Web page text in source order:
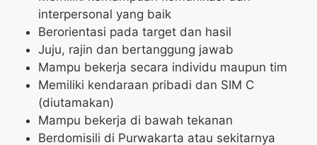
interpersonal yang baik
Berorientasi pada target dan hasil
Juju, rajin dan bertanggung jawab
Mampu bekerja secara individu maupun tim
Memiliki kendaraan pribadi dan SIM C
(diutamakan)
Mampu bekerja di bawah tekanan
Berdomisili di Purwakarta atau sekitarnya